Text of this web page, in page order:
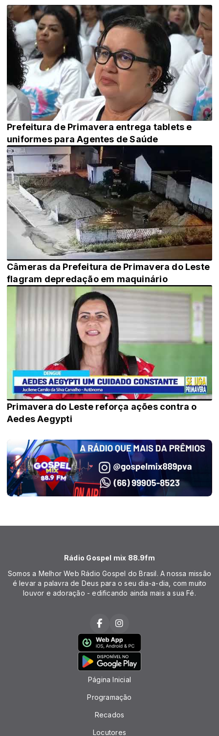
Prefeitura de Primavera entrega tablets e
uniformes para Agentes de Saúde
Câmeras da Prefeitura de Primavera do Leste
flagram depredação em maquinário
Primavera do Leste reforça ações contra o
Aedes Aegypti
Rádio Gospel mix 88.9fm
Somos a Melhor Web Rádio Gospel do Brasil. A nossa missão
é levar a palavra de Deus para o seu dia-a-dia, com muito
louvor e adoração - edificando ainda mais a sua Fé.
Página Inicial
Programação
Recados
Locutores